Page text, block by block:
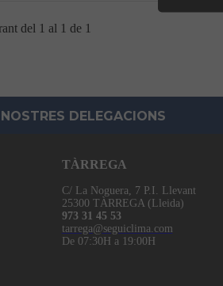
del 1 al 1 de 1
DELEGACIONS
TÀRREGA
C/ La Noguera, 7 P.I. Llevant
25300 TÀRREGA (Lleida)
973 31 45 53
tarrega@seguiclima.com
De 07:30H a 19:00H